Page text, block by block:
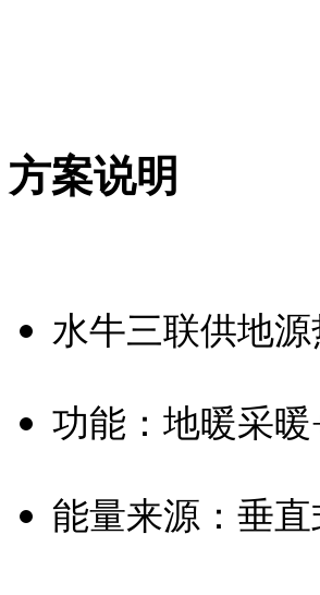
方案说明
水牛三联供地
功能：地暖采
能量来源：垂